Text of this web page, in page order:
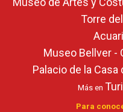
Torre
Museo Bellver -
Palacio de la Casa
Más en
Para